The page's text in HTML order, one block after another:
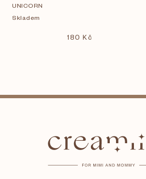
UNICORN
Skladem
180 Kč